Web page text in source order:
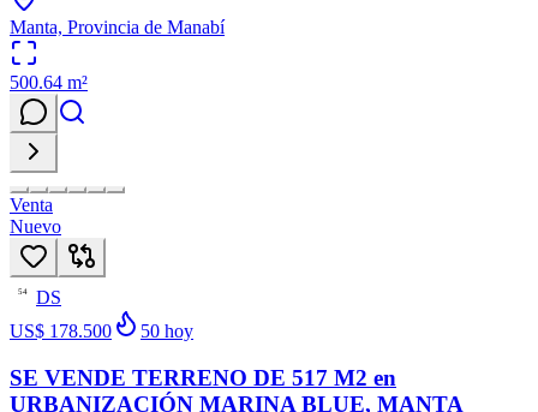
Manta, Provincia de Manabí
500.64 m²
Venta
Nuevo
54
DS
US$ 178.500
50 hoy
SE VENDE TERRENO DE 517 M2 en
URBANIZACIÓN MARINA BLUE, MANTA